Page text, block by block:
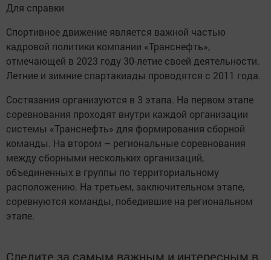
Для справки
Спортивное движение является важной частью
кадровой политики компании «Транснефть»,
отмечающей в 2023 году 30-летие своей деятельности.
Летние и зимние спартакиады проводятся с 2011 года.
Состязания организуются в 3 этапа. На первом этапе
соревнования проходят внутри каждой организации
системы «Транснефть» для формирования сборной
команды. На втором – региональные соревнования
между сборными нескольких организаций,
объединенных в группы по территориальному
расположению. На третьем, заключительном этапе,
соревнуются команды, победившие на региональном
этапе.
Следите за самым важным и интересным в